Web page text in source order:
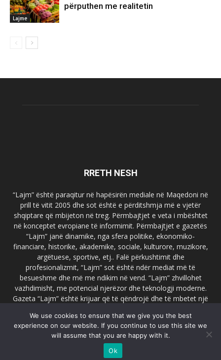
Lajme
përputhen me realitetin
RRETH NESH
“Lajm” është paraqitur në hapësirën mediale në Maqedoni në
prill të vitit 2005 dhe sot është e përditshmja më e vjetër
shqiptare që mbijeton në treg. Përmbajtjet e veta i mbështet
në konceptet evropiane të informimit. Përmbajtjet e gazetës
“Lajm” janë dinamike, nga sfera politike, ekonomiko-
financiare, historike, akademike, sociale, kulturore, muzikore,
argëtuese, sportive, etj.. Falë përkushtimit dhe
profesionalizmit, “Lajm” sot është ndër mediat më të
besueshme dhe më me ndikim në vend. “Lajm” zhvillohet
vazhdimisht, me potencial njerëzor dhe teknologji moderne.
Gazeta “Lajm” është krijuar që të qëndrojë dhe të mbetet një
faqja zyrtare e gazetës “Lajm”, www.lajmpress.org është një
ndër portalet më të njohur në Maqedoni.
lajm.sk@gmail.com
We use cookies to ensure that we give you the best
experience on our website. If you continue to use this site we
will assume that you are happy with it.
Ok